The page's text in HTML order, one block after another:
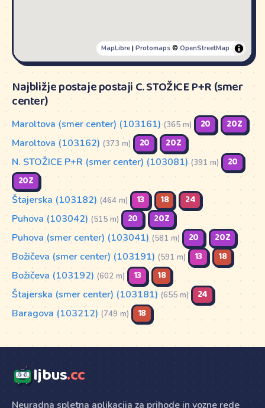
MapLibre| Protomaps© OpenStreetMap
Najbližje postaje postaji C. STOŽICE P+R (smer
center)
Maroltova (smer center) (103161) (365 m) 20 20Z
Maroltova (103162) (373 m) 20 20Z
N. STOŽICE P+R (smer center) (103081) (391 m)
20
20Z
Štajerska (103182) (464 m) 13 18 24
Puhova (103042) (515 m) 20 20Z
Puhova (smer center) (103041) (581 m) 20 20Z
Božičeva (smer center) (103191) (591 m) 13 18
Božičeva (103192) (602 m) 13 18
Štajerska (smer center) (103181) (655 m) 24
Baragova (103212) (749 m) 18
ljbus.cc
Neuradna spletna aplikacija za prihode in vozne rede